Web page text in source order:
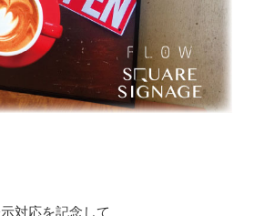
対応を記念して